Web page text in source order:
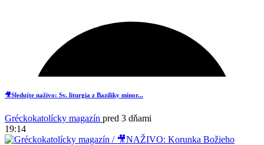
🎥Sledujte naživo: Sv. liturgia z Baziliky minor...
Gréckokatolícky magazín pred 3 dňami
19:14